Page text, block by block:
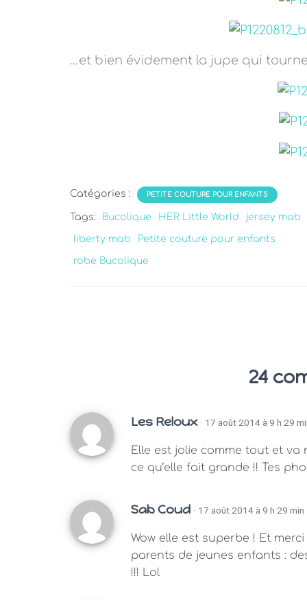
…et bien évidement la jupe qui
Catégories : PETITE COUTURE POUR ENFANTS
Tags: Bucolique HER Little World jersey mab
liberty mab Petite couture pour enfants
robe Bucolique
24
Les Reloux · 17 août 2014 à 9 h 29
Elle est jolie comme tout et va
ce qu’elle fait grande !! Tes
Sab Coud · 17 août 2014 à 9 h 29 min
Wow elle est superbe ! Et
parents de jeunes enfants :
!!! Lol